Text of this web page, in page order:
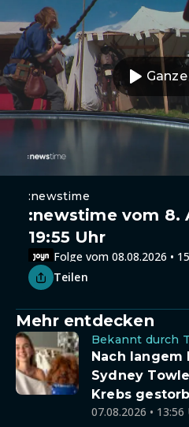
:newstime
:newstime vom 8.
19:55 Uhr
Folge vom 08.08.2026 •
Teilen
Mehr entdecken
Bekannt durch
Nach langem
Sydney
Krebs
07.08.2026 • 13:56